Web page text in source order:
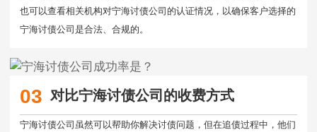
也可以查看相关机构对宁海讨债公司的认证情况，以确保客户选择的
宁海讨债公司是合法、合规的。
03 对比宁海讨债公司的收费方式
宁海讨债公司虽然可以帮助你解决讨债问题，但在追债过程中，他们